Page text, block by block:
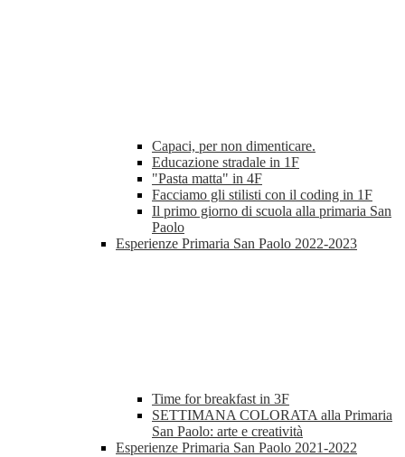
Capaci, per non dimenticare.
Educazione stradale in 1F
"Pasta matta" in 4F
Facciamo gli stilisti con il coding in 1F
Il primo giorno di scuola alla primaria San
Paolo
Esperienze Primaria San Paolo 2022-2023
Time for breakfast in 3F
SETTIMANA COLORATA alla Primaria
San Paolo: arte e creatività
Esperienze Primaria San Paolo 2021-2022